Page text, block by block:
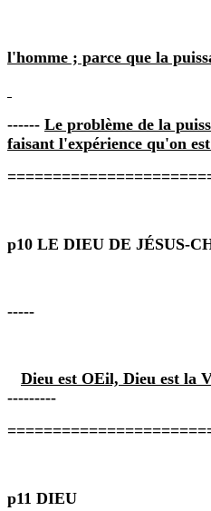
l'homme ; parce que la
------ Le problème de la
faisant l'expérience qu'on
p10 LE DIEU DE
-----
Dieu est OEil, Dieu est la
---------
p11 DIEU